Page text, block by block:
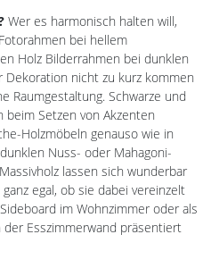
Wer es harmonisch halten will,
bei hellem
Holz Bilderrahmen bei dunklen
Dekoration nicht zu kurz kommen
Raumgestaltung. Schwarze und
beim Setzen von Akzenten
Holzmöbeln genauso wie in
Nuss- oder Mahagoni-
lassen sich wunderbar
egal, ob sie dabei vereinzelt
im Wohnzimmer oder als
Esszimmerwand präsentiert